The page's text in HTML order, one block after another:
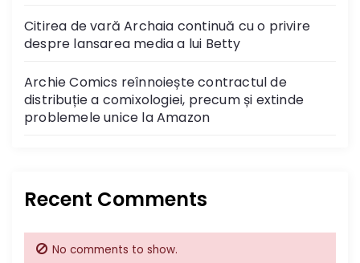
g
a
t
i
n
Citirea de vară Archaia continuă cu o privire
despre lansarea media a lui Betty
Archie Comics reînnoiește contractul de
distribuție a comixologiei, precum și extinde
problemele unice la Amazon
Recent Comments
No comments to show.